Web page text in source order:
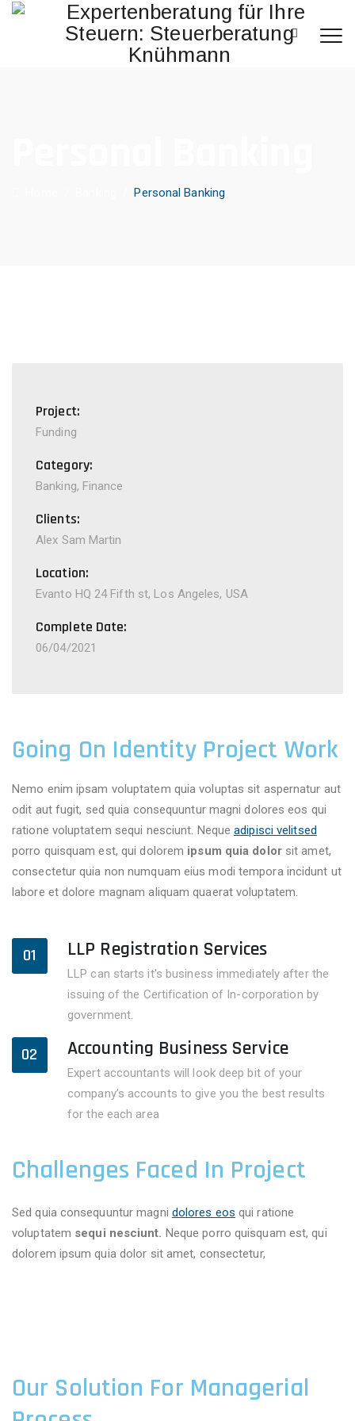
/Personal Banking
Project:
Funding
Category:
Banking, Finance
Clients:
Alex Sam Martin
Location:
Evanto HQ 24 Fifth st, Los Angeles, USA
Complete Date:
06/04/2021
Going On Identity Project Work
Nemo enim ipsam voluptatem quia voluptas sit aspernatur aut
odit aut fugit, sed quia consequuntur magni dolores eos qui
ratione voluptatem sequi nesciunt. Nequeadipisci velitsed
porro quisquam est, qui dolorem ipsum quia dolorsit amet,
consectetur quia non numquam eius modi tempora incidunt ut
labore et dolore magnam aliquam quaerat voluptatem.
01 LLP Registration Services
LLP can starts it's business immediately after the
issuing of the Certification of In-corporation by
government.
02 Accounting Business Service
Expert accountants will look deep bit of your
company’s accounts to give you the best results
for the each area
Challenges Faced In Project
Sed quia consequuntur magni dolores eos qui ratione
voluptatem sequi nesciunt. Neque porro quisquam est, qui
dolorem ipsum quia dolor sit amet, consectetur,
Our Solution For Managerial